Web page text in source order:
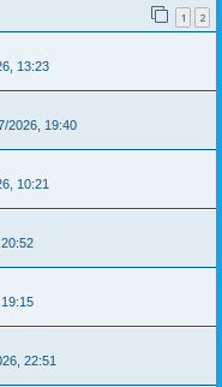
1 2
13:23
2026, 19:40
10:21
22:51